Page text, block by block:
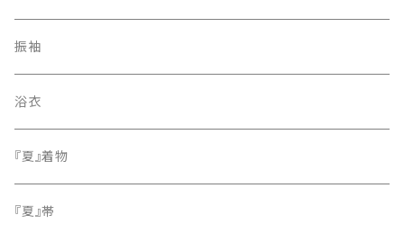
紬
色無地
小紋
留袖
袋帯
名古屋帯
振袖
浴衣
『夏』着物
『夏』帯